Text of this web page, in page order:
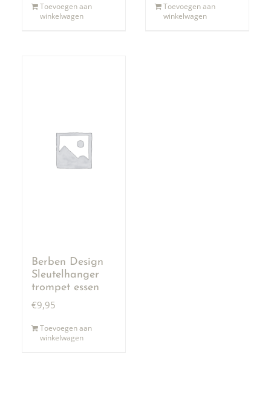
Toevoegen aan
winkelwagen
Toevoegen aan
winkelwagen
Berben Design
Sleutelhanger
trompet essen
€9,95
Toevoegen aan
winkelwagen